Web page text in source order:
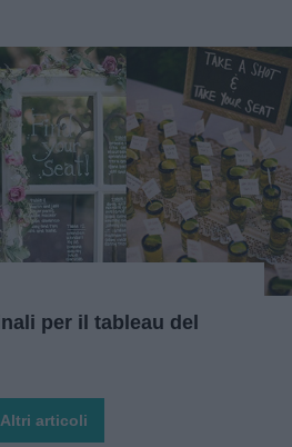
per il tableau del
Altri articoli